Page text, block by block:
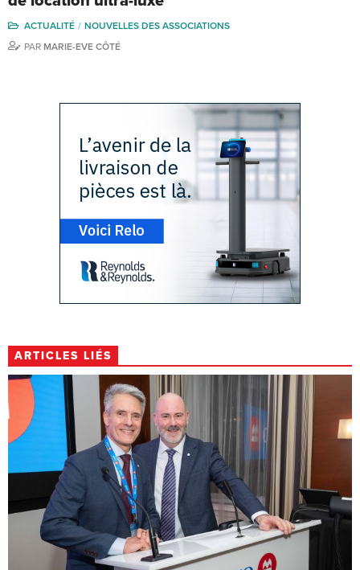
ACTUALITÉ
NOUVELLES DES ASSOCIATIONS
PAR MARIE-EVE CÔTÉ
ARTICLES LIÉS